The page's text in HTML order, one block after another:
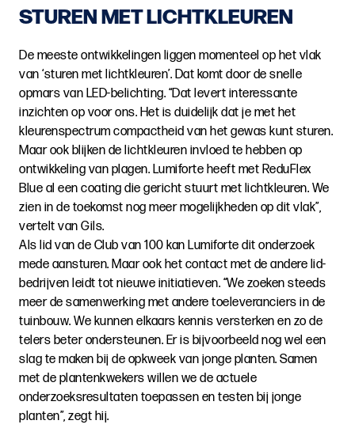
STUREN MET LICHTKLEUREN
De meeste ontwikkelingen liggen momenteel op het vlak
van ‘sturen met lichtkleuren’. Dat komt door de snelle
opmars van LED-belichting. “Dat levert interessante
inzichten op voor ons. Het is duidelijk dat je met het
kleurenspectrum compactheid van het gewas kunt sturen.
Maar ook blijken de lichtkleuren invloed te hebben op
ontwikkeling van plagen. Lumiforte heeft met ReduFlex
Blue al een coating die gericht stuurt met lichtkleuren. We
zien in de toekomst nog meer mogelijkheden op dit vlak”,
vertelt van Gils.
Als lid van de Club van 100 kan Lumiforte dit onderzoek
mede aansturen. Maar ook het contact met de andere lid-
bedrijven leidt tot nieuwe initiatieven. “We zoeken steeds
meer de samenwerking met andere toeleveranciers in de
tuinbouw. We kunnen elkaars kennis versterken en zo de
telers beter ondersteunen. Er is bijvoorbeeld nog wel een
slag te maken bij de opkweek van jonge planten. Samen
met de plantenkwekers willen we de actuele
onderzoeksresultaten toepassen en testen bij jonge
planten”, zegt hij.